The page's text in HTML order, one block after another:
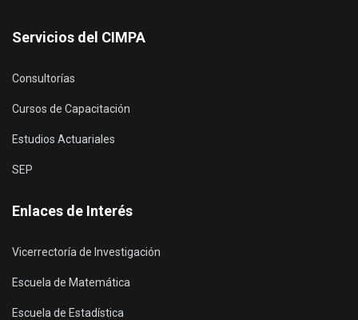
Servicios del CIMPA
Consultorías
Cursos de Capacitación
Estudios Actuariales
SEP
Enlaces de Interés
Vicerrectoría de Investigación
Escuela de Matemática
Escuela de Estadística